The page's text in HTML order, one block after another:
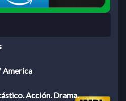
America
Acción. Drama.